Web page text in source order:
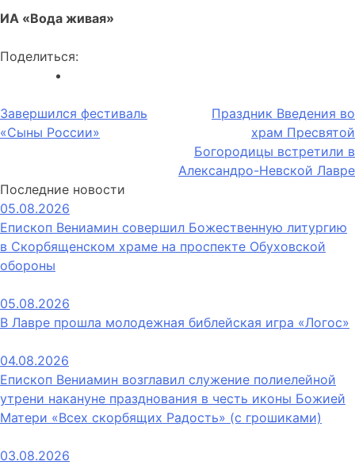
ИА «Вода живая»
Поделиться:
Навигация
по
Завершился фестиваль
«Сыны России»
Праздник Введения во
храм Пресвятой
Богородицы встретили в
Александро-Невской Лавре
Последние новости
05.08.2026
Епископ Вениамин совершил Божественную литургию
в Скорбященском храме на проспекте Обуховской
обороны
05.08.2026
В Лавре прошла молодежная библейская игра «Логос»
04.08.2026
Епископ Вениамин возглавил служение полиелейной
утрени накануне празднования в честь иконы Божией
Матери «Всех скорбящих Радость» (с грошиками)
03.08.2026